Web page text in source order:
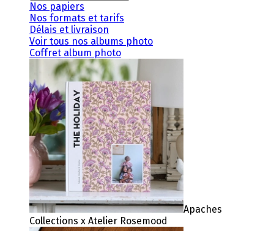
Nos papiers
Nos formats et tarifs
Délais et livraison
Voir tous nos albums photo
Coffret album photo
Apaches
Collections x Atelier Rosemood